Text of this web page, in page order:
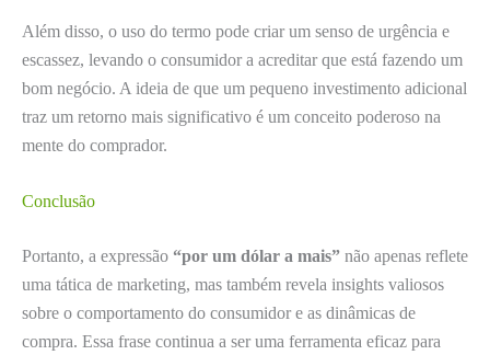
Além disso, o uso do termo pode criar um senso de urgência e
escassez, levando o consumidor a acreditar que está fazendo um
bom negócio. A ideia de que um pequeno investimento adicional
traz um retorno mais significativo é um conceito poderoso na
mente do comprador.
Conclusão
Portanto, a expressão “por um dólar a mais” não apenas reflete
uma tática de marketing, mas também revela insights valiosos
sobre o comportamento do consumidor e as dinâmicas de
compra. Essa frase continua a ser uma ferramenta eficaz para